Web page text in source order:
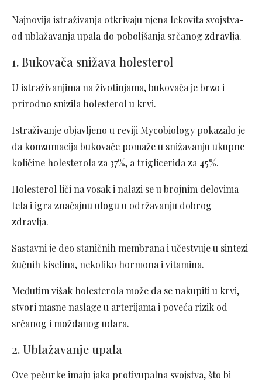
Najnovija istraživanja otkrivaju njena lekovita svojstva-
od ublažavanja upala do poboljšanja srčanog zdravlja.
1. Bukovača snižava holesterol
U istraživanjima na životinjama, bukovača je brzo i
prirodno snizila holesterol u krvi.
Istraživanje objavljeno u reviji Mycobiology pokazalo je
da konzumacija bukovače pomaže u snižavanju ukupne
količine holesterola za 37%, a triglicerida za 45%.
Holesterol liči na vosak i nalazi se u brojnim delovima
tela i igra značajnu ulogu u održavanju dobrog
zdravlja.
Sastavni je deo staničnih membrana i učestvuje u sintezi
žučnih kiselina, nekoliko hormona i vitamina.
Međutim višak holesterola može da se nakupiti u krvi,
stvori masne naslage u arterijama i poveća rizik od
srčanog i moždanog udara.
2. Ublažavanje upala
Ove pečurke imaju jaka protivupalna svojstva, što bi